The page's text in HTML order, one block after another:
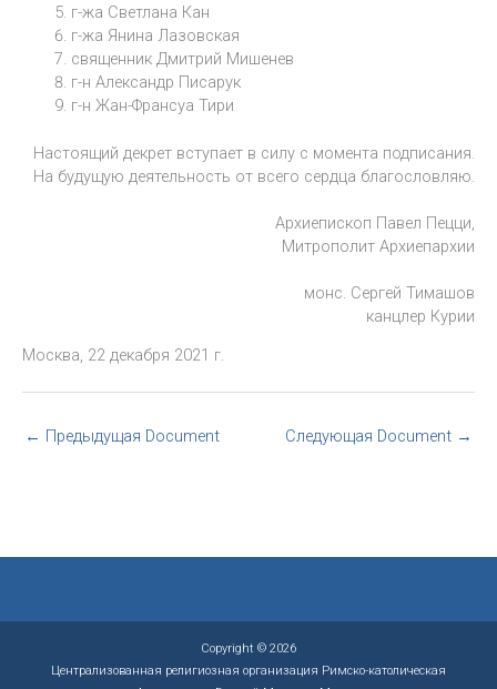
г-жа Светлана Кан
г-жа Янина Лазовская
священник Дмитрий Мишенев
г-н Александр Писарук
г-н Жан-Франсуа Тири
Настоящий декрет вступает в силу с момента подписания.
На будущую деятельность от всего сердца благословляю.
Архиепископ Павел Пецци,
Митрополит Архиепархии
монс. Сергей Тимашов
канцлер Курии
Москва, 22 декабря 2021 г.
← Предыдущая Document Следующая Document →
Copyright © 2026
Централизованная религиозная организация Римско-католическая